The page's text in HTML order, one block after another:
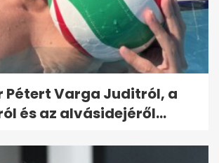
Pétert Varga Juditról, a
és az alvásidejéről...